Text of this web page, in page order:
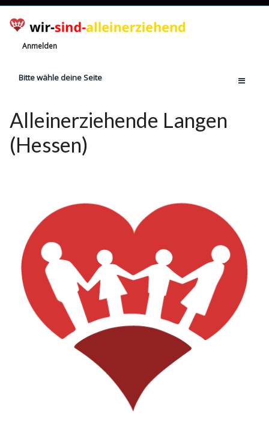
Anmelden
Bitte wähle deine Seite
Jetzt registrieren!
Ratgeber
Wissen
Rechte
Alleinerziehende Langen
(Hessen)